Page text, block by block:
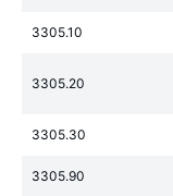
3305.10
3305.20
3305.30
3305.90